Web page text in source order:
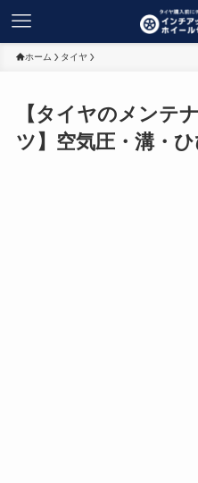
ホーム タイヤ
【タイヤのメンテ
ツ】空気圧・溝・